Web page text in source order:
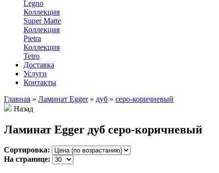
Legno
Коллекция
Super Matte
Коллекция
Pietra
Коллекция
Tetro
Доставка
Услуги
Контакты
Главная » Ламинат Egger » дуб » серо-коричневый
Назад
Ламинат Egger дуб серо-коричневый
Сортировка:
На странице: